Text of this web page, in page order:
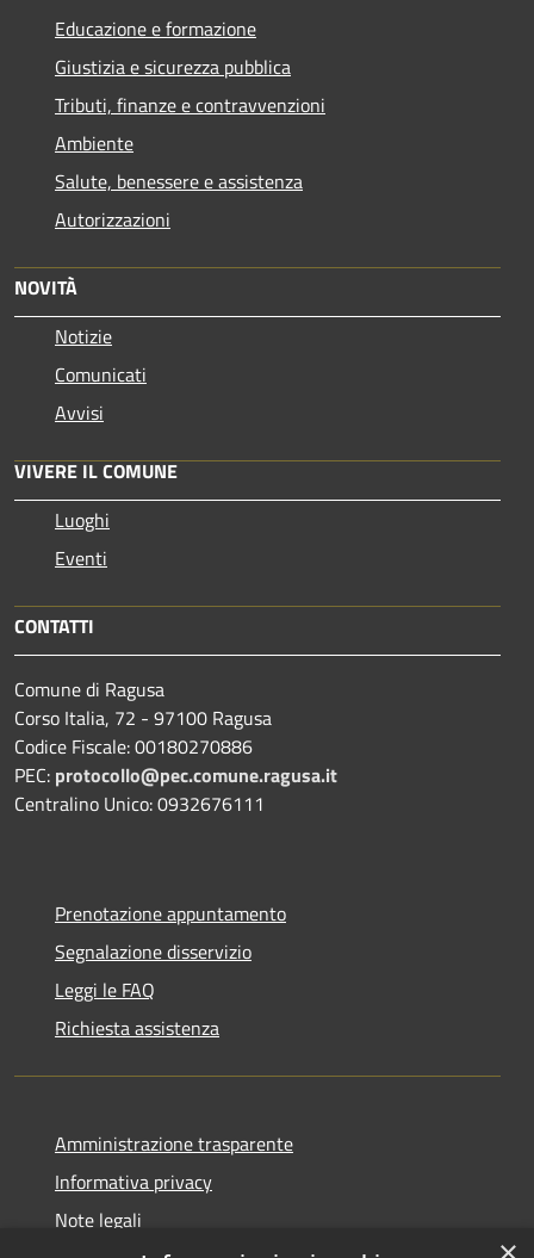
Educazione e formazione
Giustizia e sicurezza pubblica
Tributi, finanze e contravvenzioni
Ambiente
Salute, benessere e assistenza
Autorizzazioni
NOVITÀ
Notizie
Comunicati
Avvisi
VIVERE IL COMUNE
Luoghi
Eventi
CONTATTI
Comune di Ragusa
Corso Italia, 72 - 97100 Ragusa
Codice Fiscale: 00180270886
PEC: protocollo@pec.comune.ragusa.it
Centralino Unico: 0932676111
Prenotazione appuntamento
Segnalazione disservizio
Leggi le FAQ
Richiesta assistenza
Amministrazione trasparente
Informativa privacy
Note legali